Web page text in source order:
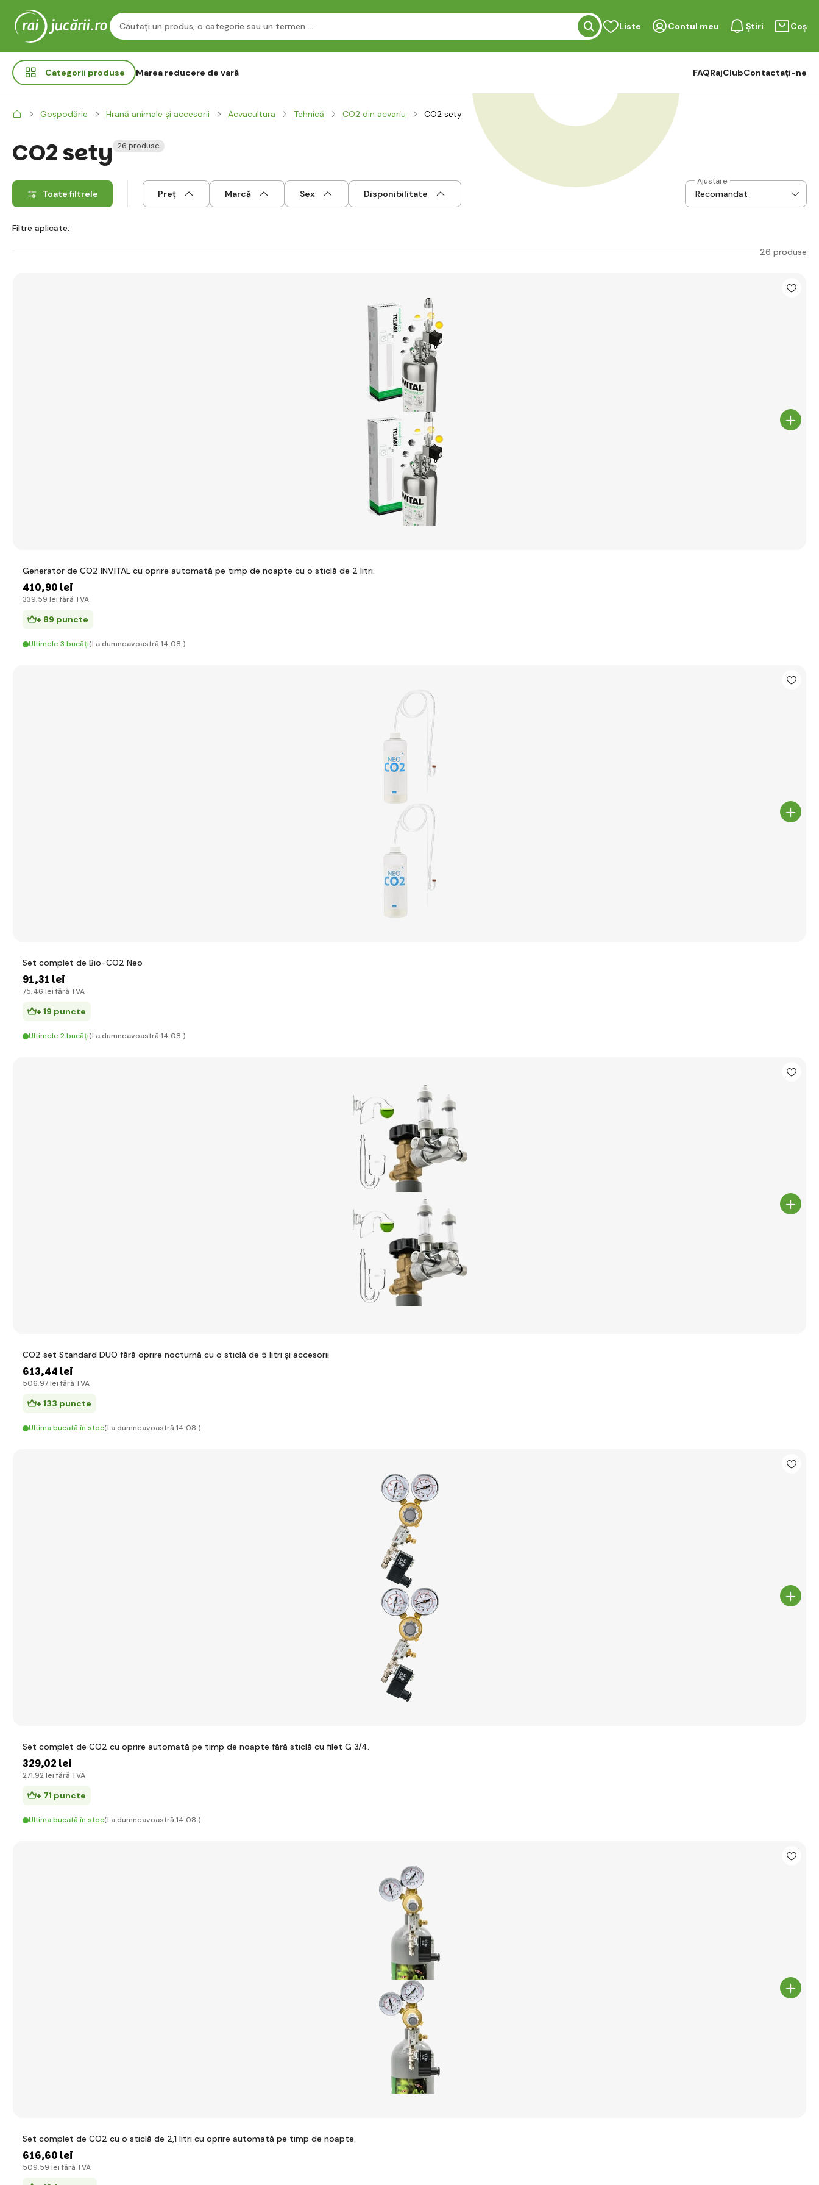
Liste Contul meu Știri Coș
Categorii produse Marea reducere de vară FAQRajClubContactați-ne
Gospodărie Hrană animale și accesorii Acvacultura Tehnică CO2 din acvariu CO2 sety
CO2 sety 26 produse
Toate filtrele Preț Marcă Sex Disponibilitate
Ajustare
Filtre aplicate:
26 produse
Generator de CO2 INVITAL cu oprire automată pe timp de noapte cu o sticlă de 2 litri.
410,90 lei
339,59 lei fără TVA
+ 89 puncte
Ultimele 3 bucăți(La dumneavoastră 14.08.)
Set complet de Bio-CO2 Neo
91,31 lei
75,46 lei fără TVA
+ 19 puncte
Ultimele 2 bucăți(La dumneavoastră 14.08.)
CO2 set Standard DUO fără oprire nocturnă cu o sticlă de 5 litri și accesorii
613,44 lei
506,97 lei fără TVA
+ 133 puncte
Ultima bucată în stoc(La dumneavoastră 14.08.)
Set complet de CO2 cu oprire automată pe timp de noapte fără sticlă cu filet G 3/4.
329,02 lei
271,92 lei fără TVA
+ 71 puncte
Ultima bucată în stoc(La dumneavoastră 14.08.)
Set complet de CO2 cu o sticlă de 2,1 litri cu oprire automată pe timp de noapte.
616,60 lei
509,59 lei fără TVA